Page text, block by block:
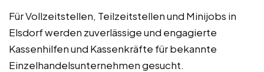
Für Vollzeitstellen, Teilzeitstellen und Minijobs in
Elsdorf werden zuverlässige und engagierte
Kassenhilfen und Kassenkräfte für bekannte
Einzelhandelsunternehmen gesucht.